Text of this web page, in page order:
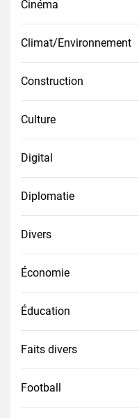
Cinéma
Climat/Environnement
Construction
Culture
Digital
Diplomatie
Divers
Économie
Éducation
Faits divers
Football